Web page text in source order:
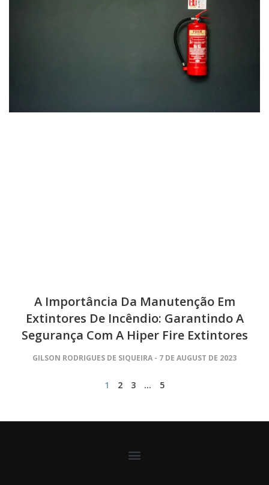
A Importância Da Manutenção Em
Extintores De Incêndio: Garantindo A
Segurança Com A Hiper Fire Extintores
GILSON RODRIGUES DE SIQUEIRA 7 DE AUGUST DE 2023
1 2 3 … 5